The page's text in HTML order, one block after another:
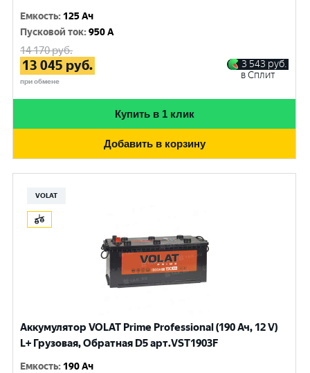
Емкость: 125 Ач
Пусковой ток:950 A
14 170руб.
13 045 руб.
при обмене
3 543 руб.
в Сплит
Купить в 1 клик
Добавить в корзину
VOLAT
Аккумулятор VOLAT Prime Professional (190 Ач, 12 V)
L+ Грузовая, Обратная D5 арт.VST1903F
Емкость: 190 Ач